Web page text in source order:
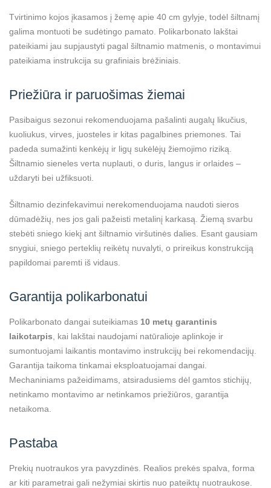
Tvirtinimo kojos įkasamos į žemę apie 40 cm gylyje, todėl šiltnamį
galima montuoti be sudėtingo pamato. Polikarbonato lakštai
pateikiami jau supjaustyti pagal šiltnamio matmenis, o montavimui
pateikiama instrukcija su grafiniais brėžiniais.
Priežiūra ir paruošimas žiemai
Pasibaigus sezonui rekomenduojama pašalinti augalų likučius,
kuoliukus, virves, juosteles ir kitas pagalbines priemones. Tai
padeda sumažinti kenkėjų ir ligų sukėlėjų žiemojimo riziką.
Šiltnamio sieneles verta nuplauti, o duris, langus ir orlaides –
uždaryti bei užfiksuoti.
Šiltnamio dezinfekavimui nerekomenduojama naudoti sieros
dūmadėžių, nes jos gali pažeisti metalinį karkasą. Žiemą svarbu
stebėti sniego kiekį ant šiltnamio viršutinės dalies. Esant gausiam
snygiui, sniego perteklių reikėtų nuvalyti, o prireikus konstrukciją
papildomai paremti iš vidaus.
Garantija polikarbonatui
Polikarbonato dangai suteikiamas 10 metų garantinis
laikotarpis , kai lakštai naudojami natūralioje aplinkoje ir
sumontuojami laikantis montavimo instrukcijų bei rekomendacijų.
Garantija taikoma tinkamai eksploatuojamai dangai.
Mechaniniams pažeidimams, atsiradusiems dėl gamtos stichijų,
netinkamo montavimo ar netinkamos priežiūros, garantija
netaikoma.
Pastaba
Prekių nuotraukos yra pavyzdinės. Realios prekės spalva, forma
ar kiti parametrai gali nežymiai skirtis nuo pateiktų nuotraukose.